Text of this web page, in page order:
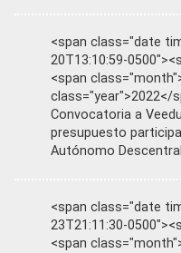
<span class="date
20T13:10:59-
<span
class="year">2022</
Convocatoria a
presupuesto
Autónomo
<span class="date
23T21:11:30-
<span